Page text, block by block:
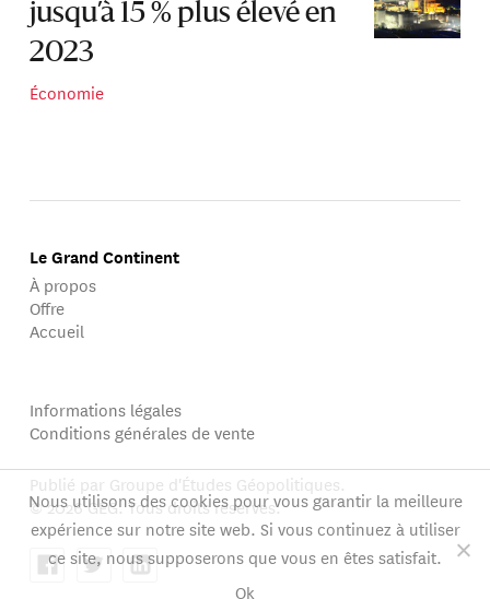
jusqu’à 15 % plus élevé en
2023
Économie
Le Grand Continent
À propos
Offre
Accueil
Informations légales
Conditions générales de vente
Publié par Groupe d'Études Géopolitiques.
© 2026 GEG. Tous droits réservés.
Nous utilisons des cookies pour vous garantir la meilleure
expérience sur notre site web. Si vous continuez à utiliser
ce site, nous supposerons que vous en êtes satisfait.
Ok